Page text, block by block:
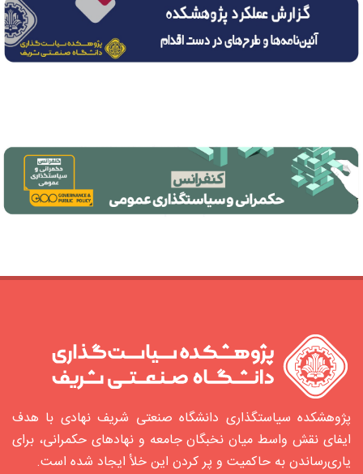
پژوهشکده سیاستگذاری دانشگاه صنعتی شریف نهادی با هدف
ایفای نقش واسط میان نخبگان جامعه و نهادهای حکمرانی، برای
یاری‌رساندن به حاکمیت و پر کردن این خلأ ایجاد شده‌ است.